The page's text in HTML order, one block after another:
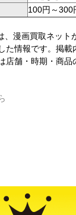
100円～300
漫画買取ネット
た情報です。掲載
店舗・時期・商品